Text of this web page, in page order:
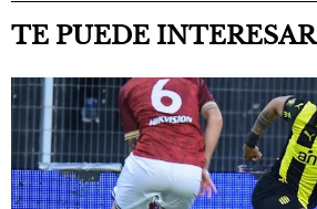
TE PUEDE INTERESAR